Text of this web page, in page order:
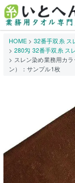
HOME
32番手双糸 ス
280匁 32番手双糸 ス
スレン染め業務用カ
ン）：サンプル1枚